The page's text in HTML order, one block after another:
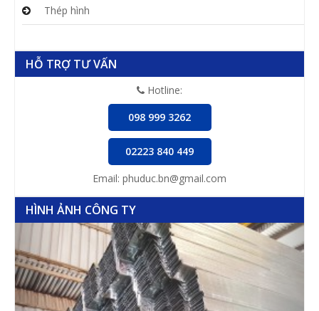
Thép hình
HỖ TRỢ TƯ VẤN
Hotline:
098 999 3262
02223 840 449
Email: phuduc.bn@gmail.com
HÌNH ẢNH CÔNG TY